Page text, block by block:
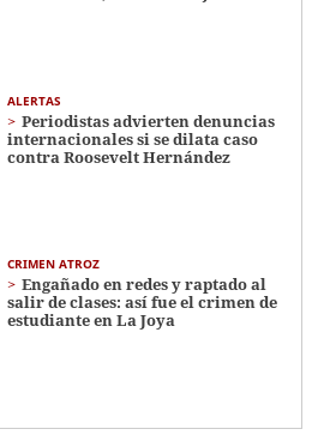
ALERTAS
Periodistas advierten denuncias
internacionales si se dilata caso
contra Roosevelt Hernández
CRIMEN ATROZ
Engañado en redes y raptado al
salir de clases: así fue el crimen de
estudiante en La Joya